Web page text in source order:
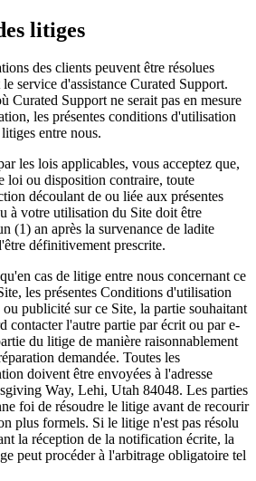
litiges
des clients peuvent être résolues
service d'assistance Curated Support.
Curated Support ne serait pas en mesure
les présentes conditions d'utilisation
entre nous.
les lois applicables, vous acceptez que,
loi ou disposition contraire, toute
découlant de ou liée aux présentes
à votre utilisation du Site doit être
(1) an après la survenance de ladite
définitivement prescrite.
cas de litige entre nous concernant ce
les présentes Conditions d'utilisation
publicité sur ce Site, la partie souhaitant
contacter l'autre partie par écrit ou par e-
du litige de manière raisonnablement
demandée. Toutes les
doivent être envoyées à l'adresse
Way, Lehi, Utah 84048. Les parties
foi de résoudre le litige avant de recourir
plus formels. Si le litige n'est pas résolu
la réception de la notification écrite, la
peut procéder à l'arbitrage obligatoire tel